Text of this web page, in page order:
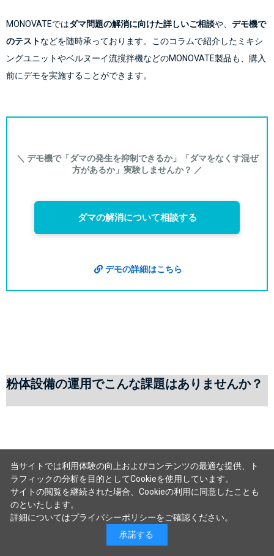
MONOVATEではダマ問題の解消に向けた詳しいご相談や、 デモ機で
のテストなどを随時承っております。このコラムで紹介したミキシ
ングユニットやベルヌーイ流撹拌機などのMONOVATE製品も、購入
前にデモを実施することができます。
＼ デモ機で「ダマの発生を抑制できるか」「ダマをなくす混ぜ
方があるか」実験しませんか？ ／
ダマの解消について相談する
デモの詳細はこちら
粉体設備の運用でこんな課題はありませんか？
当サイトでは利用体験の向上およびコンテンツの最適な提供、ト
ラフィックの分析を目的としてCookieを使用しています。
サイトの閲覧を継続された場合、Cookieの利用に同意したことも
のといたします。
詳細についてはプライバシーポリシーをご確認ください。
承諾する